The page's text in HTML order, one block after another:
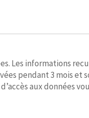
Les informations
pendant 3 mois et
aux données